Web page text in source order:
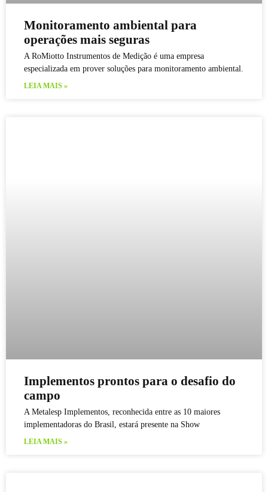
Monitoramento ambiental para
operações mais seguras
A RoMiotto Instrumentos de Medição é uma empresa
especializada em prover soluções para monitoramento ambiental.
LEIA MAIS »
Implementos prontos para o desafio do
campo
A Metalesp Implementos, reconhecida entre as 10 maiores
implementadoras do Brasil, estará presente na Show
LEIA MAIS »